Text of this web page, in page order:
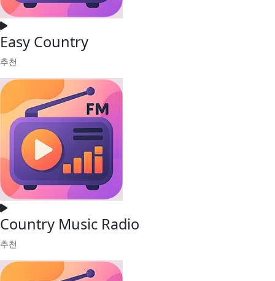
Easy Country
추천
Country Music Radio
추천